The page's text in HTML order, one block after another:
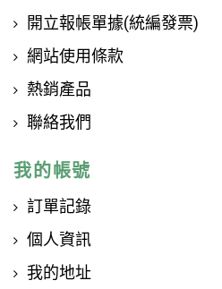
開立報帳單據(統編發票)
網站使用條款
熱銷產品
聯絡我們
我的帳號
訂單記錄
個人資訊
我的地址